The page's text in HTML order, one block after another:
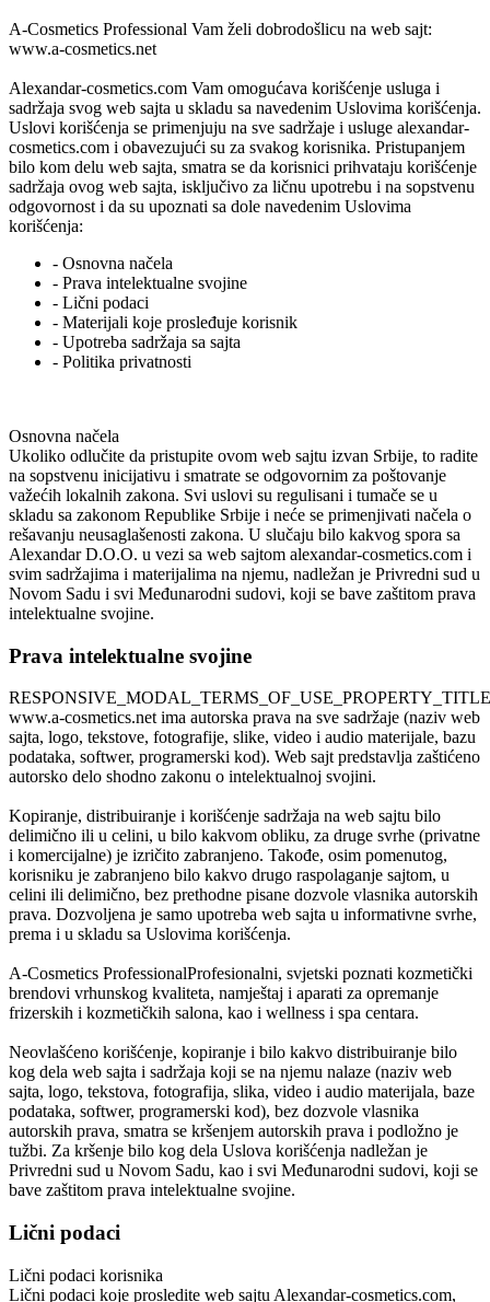
A-Cosmetics Professional Vam želi dobrodošlicu na web sajt:
www.a-cosmetics.net
Alexandar-cosmetics.com Vam omogućava korišćenje usluga i
sadržaja svog web sajta u skladu sa navedenim Uslovima korišćenja.
Uslovi korišćenja se primenjuju na sve sadržaje i usluge alexandar-
cosmetics.com i obavezujući su za svakog korisnika. Pristupanjem
bilo kom delu web sajta, smatra se da korisnici prihvataju korišćenje
sadržaja ovog web sajta, isključivo za ličnu upotrebu i na sopstvenu
odgovornost i da su upoznati sa dole navedenim Uslovima
korišćenja:
- Osnovna načela
- Prava intelektualne svojine
- Lični podaci
- Materijali koje prosleđuje korisnik
- Upotreba sadržaja sa sajta
- Politika privatnosti
Osnovna načela
Ukoliko odlučite da pristupite ovom web sajtu izvan Srbije, to radite
na sopstvenu inicijativu i smatrate se odgovornim za poštovanje
važećih lokalnih zakona. Svi uslovi su regulisani i tumače se u
skladu sa zakonom Republike Srbije i neće se primenjivati načela o
rešavanju neusaglašenosti zakona. U slučaju bilo kakvog spora sa
Alexandar D.O.O. u vezi sa web sajtom alexandar-cosmetics.com i
svim sadržajima i materijalima na njemu, nadležan je Privredni sud u
Novom Sadu i svi Međunarodni sudovi, koji se bave zaštitom prava
intelektualne svojine.
Prava intelektualne svojine
www.a-cosmetics.net ima autorska prava na sve sadržaje (naziv web
sajta, logo, tekstove, fotografije, slike, video i audio materijale, bazu
podataka, softwer, programerski kod). Web sajt predstavlja zaštićeno
autorsko delo shodno zakonu o intelektualnoj svojini.
Kopiranje, distribuiranje i korišćenje sadržaja na web sajtu bilo
delimično ili u celini, u bilo kakvom obliku, za druge svrhe (privatne
i komercijalne) je izričito zabranjeno. Takođe, osim pomenutog,
korisniku je zabranjeno bilo kakvo drugo raspolaganje sajtom, u
celini ili delimično, bez prethodne pisane dozvole vlasnika autorskih
prava. Dozvoljena je samo upotreba web sajta u informativne svrhe,
prema i u skladu sa Uslovima korišćenja.
A-Cosmetics ProfessionalProfesionalni, svjetski poznati kozmetički
brendovi vrhunskog kvaliteta, namještaj i aparati za opremanje
frizerskih i kozmetičkih salona, kao i wellness i spa centara.
Neovlašćeno korišćenje, kopiranje i bilo kakvo distribuiranje bilo
kog dela web sajta i sadržaja koji se na njemu nalaze (naziv web
sajta, logo, tekstova, fotografija, slika, video i audio materijala, baze
podataka, softwer, programerski kod), bez dozvole vlasnika
autorskih prava, smatra se kršenjem autorskih prava i podložno je
tužbi. Za kršenje bilo kog dela Uslova korišćenja nadležan je
Privredni sud u Novom Sadu, kao i svi Međunarodni sudovi, koji se
bave zaštitom prava intelektualne svojine.
Lični podaci
Lični podaci korisnika
Lični podaci koje prosledite web sajtu Alexandar-cosmetics.com,